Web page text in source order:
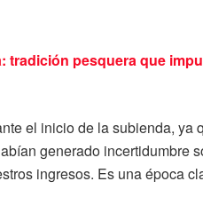
tradición pesquera que
el inicio de la subienda, ya
generado incertidumbre
ingresos. Es una época